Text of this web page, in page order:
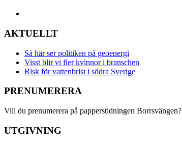
AKTUELLT
Så här ser politiken på geoenergi
Visst blir vi fler kvinnor i branschen
Risk för vattenbrist i södra Sverige
PRENUMERERA
Vill du prenumerera på papperstidningen Borrsvängen?
UTGIVNING